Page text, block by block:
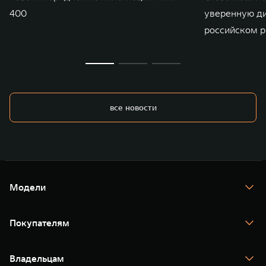
400
уверенную
российском
все новости
Модели
TANK 400
TANK 500
Покупателям
Тест-драйв
TANK Финансы
Владельцам